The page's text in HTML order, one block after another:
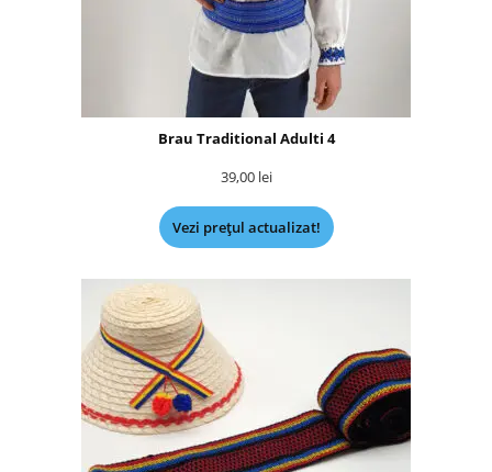
Brau Traditional Adulti 4
39,00 lei
Vezi prețul actualizat!